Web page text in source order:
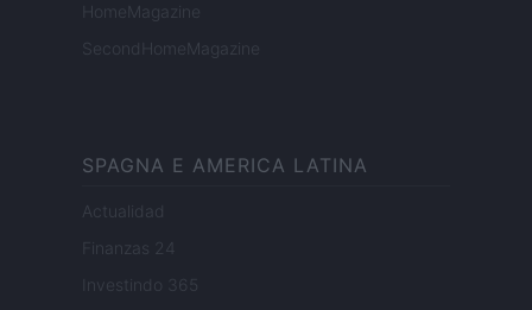
HomeMagazine
SecondHomeMagazine
SPAGNA E AMERICA LATINA
Actualidad
Finanzas 24
Investindo 365